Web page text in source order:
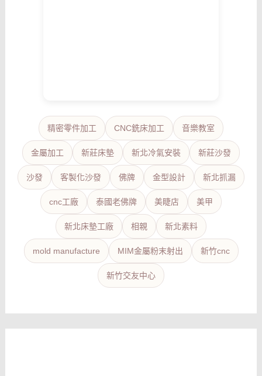
精密零件加工 CNC銑床加工 音樂教室
金屬加工 新莊床墊 新北冷氣安裝 新莊沙發
沙發 客製化沙發 佛牌 金型設計 新北抓漏
cnc工廠 泰國老佛牌 美睫店 美甲
新北床墊工廠 相親 新北素料
mold manufacture MIM金屬粉末射出 新竹cnc
新竹交友中心